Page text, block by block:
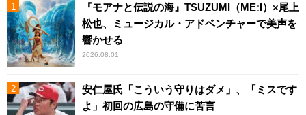
『モアナと伝説の海』TSUZUMI（ME:I）×尾上
松也、ミュージカル・アドベンチャーで美声を
響かせる
2026.08.01
安仁屋氏「こういう守りはダメ」、「ミスです
よ」初回の広島の守備に苦言